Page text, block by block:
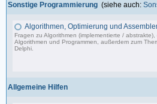
Sonstige Programmierung (siehe auch:
Algorithmen, Optimierung und
Fragen zu Algorithmen (implementierte /
Algorithmen und Programmen, außerdem zum
Delphi.
Allgemeine Hilfen